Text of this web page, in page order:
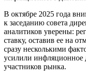
В октябре 2025 года
к заседанию совета
аналитиков уверены:
ставку, оставив ее на
сразу несколькими
усилили инфляционное
участников рынка.